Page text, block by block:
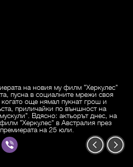
на новия му филм "Херкулес"
пусна в социалните мрежи своя
още нямал пукнат грош и
приличайки по външност на
Вдясно: актьорът днес, на
"Херкулес" в Австралия през
на 25 юли.